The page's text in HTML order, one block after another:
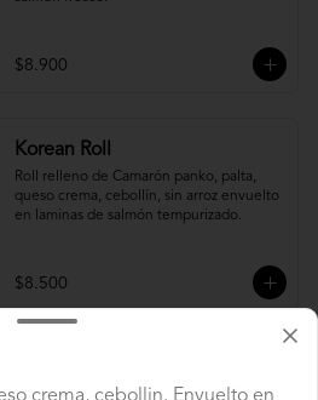
$8.900
Korean Roll
Roll relleno de Camarón panko, palta,
queso crema, cebollín, sin arroz envuelto
en laminas de salmón tempurizado.
$8.500
Roll relleno de Pollo apanado , queso